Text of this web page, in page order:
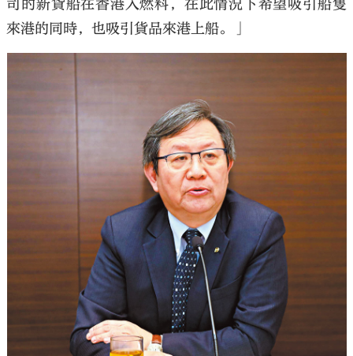
司的新貨船在香港入燃料，在此情況下希望吸引船隻
來港的同時，也吸引貨品來港上船。」